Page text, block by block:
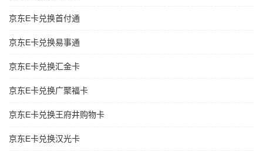
京东E卡兑换首付通
京东E卡兑换易事通
京东E卡兑换汇金卡
京东E卡兑换广聚福卡
京东E卡兑换王府井购物卡
京东E卡兑换汉光卡